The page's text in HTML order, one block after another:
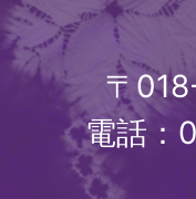
〒
電話：